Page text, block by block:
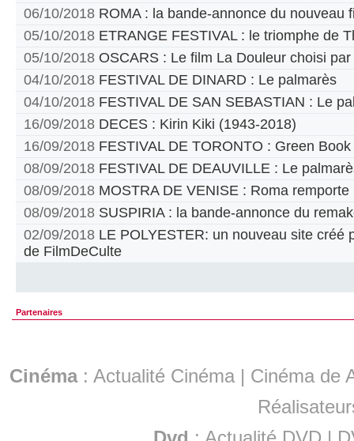
06/10/2018 ROMA : la bande-annonce du nouveau
05/10/2018 ETRANGE FESTIVAL : le triomphe de
05/10/2018 OSCARS : Le film La Douleur choisi
04/10/2018 FESTIVAL DE DINARD : Le palmarès
04/10/2018 FESTIVAL DE SAN SEBASTIAN : Le
16/09/2018 DECES : Kirin Kiki (1943-2018)
16/09/2018 FESTIVAL DE TORONTO : Green
08/09/2018 FESTIVAL DE DEAUVILLE : Le
08/09/2018 MOSTRA DE VENISE : Roma remporte
08/09/2018 SUSPIRIA : la bande-annonce du
02/09/2018 LE POLYESTER: un nouveau site créé
de FilmDeCulte
Partenaires
Cinéma: Actualité Cinéma | Cinéma de